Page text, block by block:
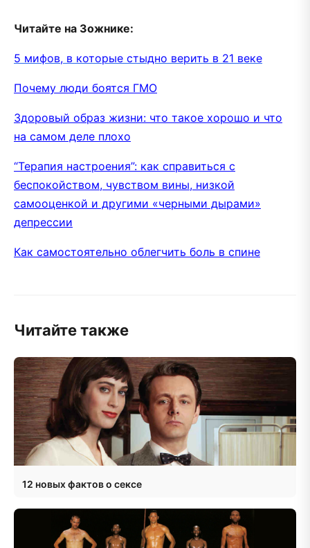
Читайте на Зожнике:
5 мифов, в которые стыдно верить в 21 веке
Почему люди боятся ГМО
Здоровый образ жизни: что такое хорошо и что
на самом деле плохо
“Терапия настроения”: как справиться с
беспокойством, чувством вины, низкой
самооценкой и другими «черными дырами»
депрессии
Как самостоятельно облегчить боль в спине
Читайте также
12 новых фактов о сексе